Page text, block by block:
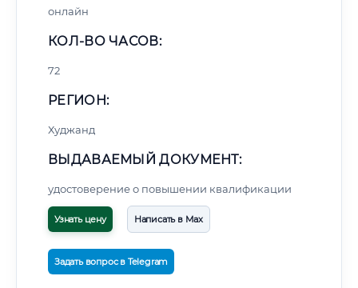
онлайн
КОЛ-ВО ЧАСОВ:
72
РЕГИОН:
Худжанд
ВЫДАВАЕМЫЙ ДОКУМЕНТ:
удостоверение о повышении квалификации
Узнать цену Написать в Max
Задать вопрос в Telegram